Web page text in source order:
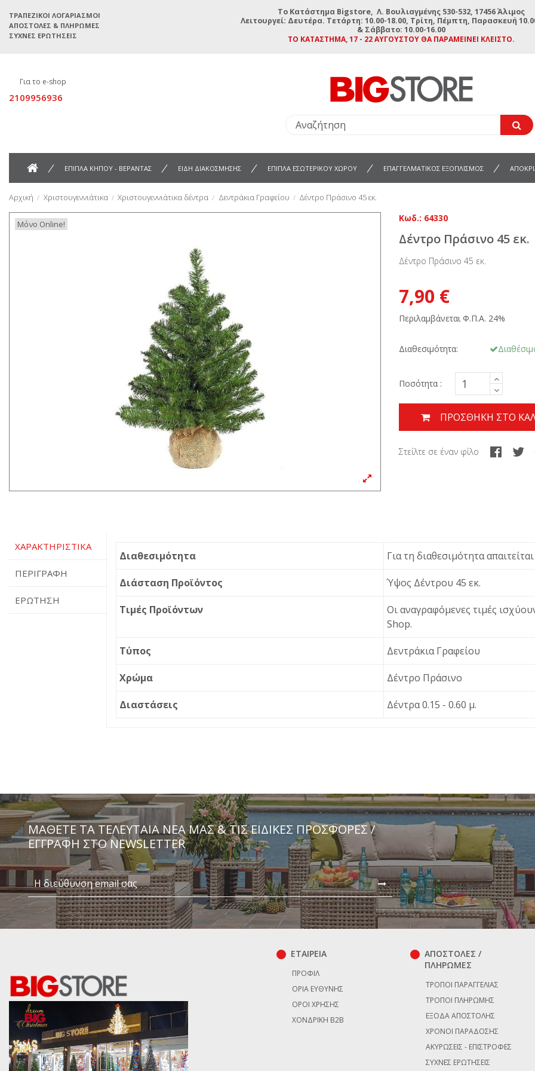
ΤΡΑΠΕΖΙΚΟΊ ΛΟΓΑΡΙΑΣΜΟΊ
ΑΠΟΣΤΟΛΈΣ & ΠΛΗΡΩΜΈΣ
ΣΥΧΝΈΣ ΕΡΩΤΉΣΕΙΣ
To Κατάστημα Bigstore, Λ. Βουλιαγμένης 530-532, 17456 Άλιμος
Λειτουργεί: Δευτέρα. Τετάρτη: 10.00-18.00, Τρίτη, Πέμπτη, Παρασκευή
& Σάββατο: 10.00-16.00
ΤΟ ΚΑΤΆΣΤΗΜΑ, 17 - 22 ΑΥΓΟΎΣΤΟΥ ΘΑ ΠΑΡΑΜΕΊΝΕΙ ΚΛΕΙΣΤΌ.
Για το e-shop
2109956936
ΕΠΙΠΛΑ ΚΗΠΟΥ - ΒΕΡΑΝΤΑΣ ΕΙΔΗ ΔΙΑΚΟΣΜΗΣΗΣ ΕΠΙΠΛΑ ΕΣΩΤΕΡΙΚΟΥ ΧΩΡΟΥ ΕΠΑΓΓΕΛΜΑΤΙΚΟΣ ΕΞΟΠΛΙΣΜΟΣ
Αρχική Χριστουγεννιάτικα Χριστουγεννιάτικα δέντρα Δεντράκια Γραφείου Δέντρο Πράσινο 45 εκ.
Μόνο Online!
Κωδ.: 64330
Δέντρο Πράσινο 45 εκ.
Δέντρο Πράσινο 45 εκ.
7,90 €
Περιλαμβάνεται Φ.Π.Α. 24%
Διαθεσιμότητα:
Ποσότητα :
ΠΡΟΣΘΉΚΗ ΣΤΟ
Στείλτε σε έναν φίλο
ΧΑΡΑΚΤΗΡΙΣΤΙΚΆ
ΠΕΡΙΓΡΑΦΉ
ΕΡΏΤΗΣΗ
Διαθεσιμότητα Για τη διαθεσιμότητα
Διάσταση Προϊόντος Ύψος Δέντρου 45 εκ.
Τιμές Προϊόντων
Οι αναγραφόμενες τιμές
Shop.
Τύπος Δεντράκια Γραφείου
Χρώμα Δέντρο Πράσινο
Διαστάσεις Δέντρα 0.15 - 0.60 μ.
Μήνυμα
ΜΆΘΕΤΕ ΤΑ ΤΕΛΕΥΤΑΊΑ ΝΈΑ ΜΑΣ & ΤΙΣ ΕΙΔΙΚΈΣ ΠΡΟΣΦΟΡΈΣ /
ΕΓΓΡΑΦΗ ΣΤΟ NEWSLETTER
ΕΤΑΙΡΕΙΑ
ΠΡΟΦΊΛ
ΌΡΙΑ ΕΥΘΎΝΗΣ
ΌΡΟΙ ΧΡΉΣΗΣ
ΧΟΝΔΡΙΚΉ B2B
ΑΠΟΣΤΟΛΕΣ /
ΠΛΗΡΩΜΕΣ
ΤΡΌΠΟΙ ΠΑΡΑΓΓΕΛΊΑΣ
ΤΡΌΠΟΙ ΠΛΗΡΩΜΉΣ
ΈΞΟΔΑ ΑΠΟΣΤΟΛΉΣ
ΧΡΌΝΟΙ ΠΑΡΆΔΟΣΗΣ
ΑΚΥΡΏΣΕΙΣ - ΕΠΙΣΤΡΟΦΈΣ
ΣΥΧΝΈΣ ΕΡΩΤΉΣΕΙΣ